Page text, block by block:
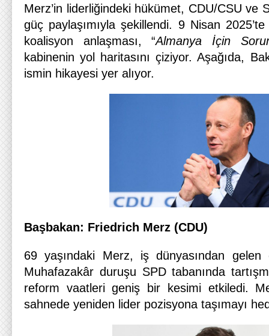
Merz’in liderliğindeki hükümet, CDU/CSU ve
güç paylaşımıyla şekillendi. 9 Nisan
koalisyon anlaşması, “Almanya İçin
kabinenin yol haritasını çiziyor. Aşağıda,
ismin hikayesi yer alıyor.
Başbakan: Friedrich Merz (CDU)
69 yaşındaki Merz, iş dünyasından gelen
Muhafazakâr duruşu SPD tabanında
reform vaatleri geniş bir kesimi etkiledi.
sahnede yeniden lider pozisyona taşımayı